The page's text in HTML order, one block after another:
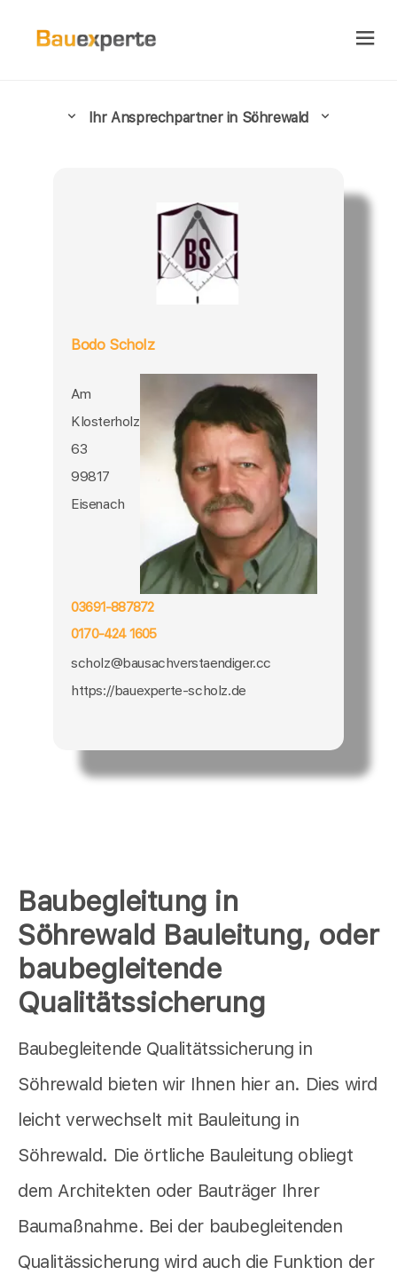
Baubegleitung in
Söhrewald Bauleitung, oder
baubegleitende
Qualitätssicherung
Baubegleitende Qualitätssicherung in
Söhrewald bieten wir Ihnen hier an. Dies wird
leicht verwechselt mit Bauleitung in
Söhrewald. Die örtliche Bauleitung obliegt
dem Architekten oder Bauträger Ihrer
Baumaßnahme. Bei der baubegleitenden
Qualitässicherung wird auch die Funktion der
Ihr Ansprechpartner in Söhrewald
Bodo Scholz
Am
Klosterholz
63
99817
Eisenach
03691-887872
0170-424 1605
scholz@bausachverstaendiger.cc
https://bauexperte-scholz.de